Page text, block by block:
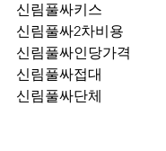
신림풀싸키스
신림풀싸2차비용
신림풀싸인당가격
신림풀싸접대
신림풀싸단체